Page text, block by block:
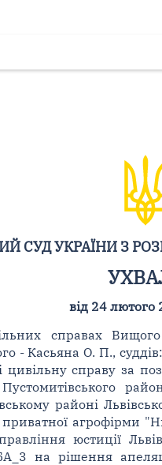
СУД УКРАЇНИ З
від 24 лютого
справах
- Касьяна О. П.,
цивільну справу за
районі
агрофірми
юстиції
на рішення